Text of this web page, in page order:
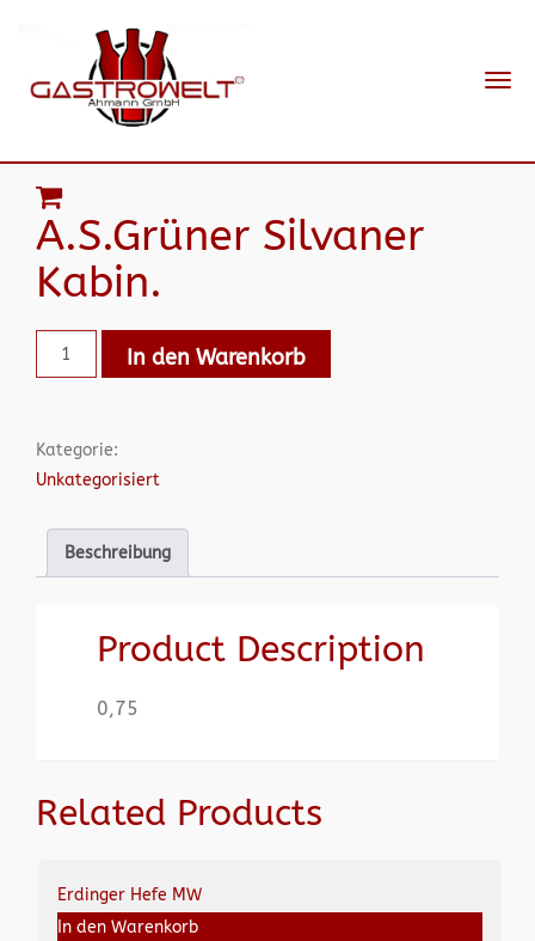
A.S.Grüner Silvaner
Kabin.
In den Warenkorb
Kategorie:
Unkategorisiert
Beschreibung
Product Description
0,75
Related Products
Erdinger Hefe MW
In den Warenkorb